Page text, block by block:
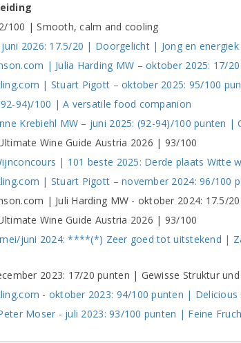
100 | Smooth, calm and cooling
2026: 17.5/20 | Doorgelicht | Jong en energiek
| Julia Harding MW – oktober 2025: 17/
| Stuart Pigott – oktober 2025: 95/100
94)/100 | A versatile food companion
Krebiehl MW – juni 2025: (92-94)/100 punten |
Wine Guide Austria 2026 | 93/100
| 101 beste 2025: Derde plaats Witte
| Stuart Pigott – november 2024: 96/100
| Juli Harding MW - oktober 2024: 17.5/
Wine Guide Austria 2026 | 93/100
juni 2024: ****(*) Zeer goed tot uitstekend |
2023: 17/20 punten | Gewisse Struktur
- oktober 2023: 94/100 punten |
Moser - juli 2023: 93/100 punten | Feine